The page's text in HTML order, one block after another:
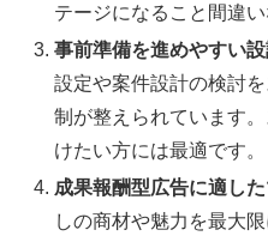
テージになること間違い
事前準備を進めやすい
設定や案件設計の検討
制が整えられています
けたい方には最適です。
成果報酬型広告に適し
しの商材や魅力を最大